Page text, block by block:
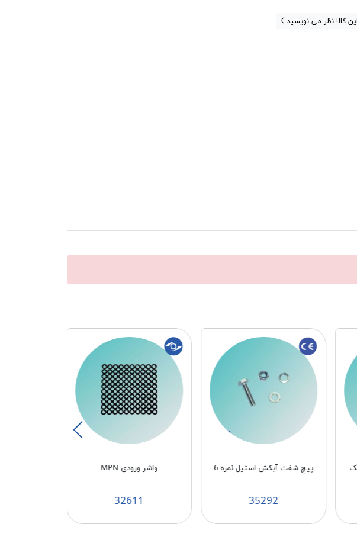
کالا نظر می نویسید
پیچ شفت آبکش استیل نمره 6
35292
واشر ورودی MPN
32611